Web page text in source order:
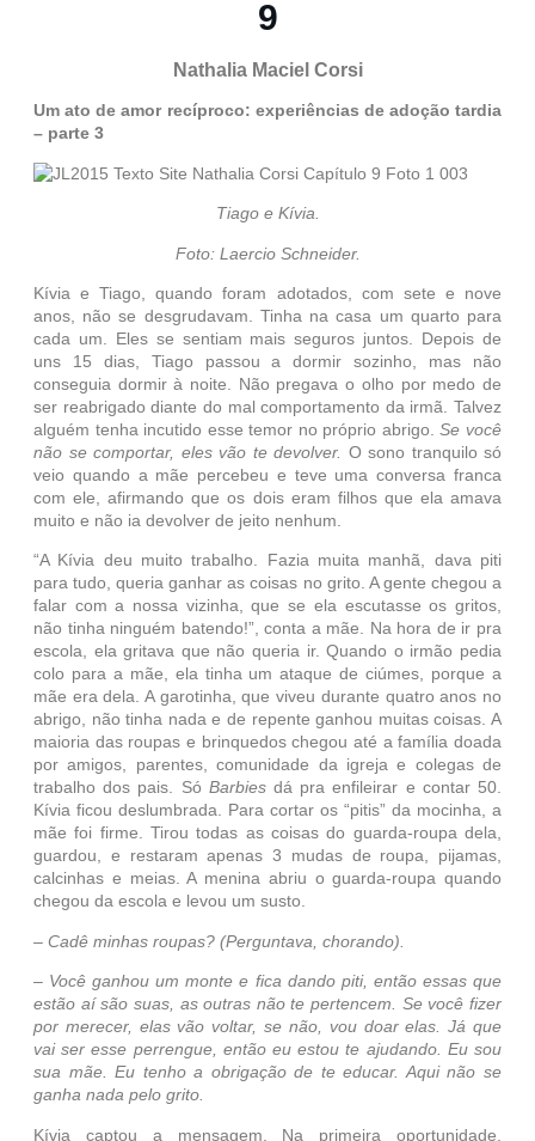
9
Nathalia Maciel Corsi
Um ato de amor recíproco: experiências de adoção tardia
– parte 3
Tiago e Kívia.
Foto: Laercio Schneider.
Kívia e Tiago, quando foram adotados, com sete e nove
anos, não se desgrudavam. Tinha na casa um quarto para
cada um. Eles se sentiam mais seguros juntos. Depois de
uns 15 dias, Tiago passou a dormir sozinho, mas não
conseguia dormir à noite. Não pregava o olho por medo de
ser reabrigado diante do mal comportamento da irmã. Talvez
alguém tenha incutido esse temor no próprio abrigo.Se você
não se comportar, eles vão te devolver. O sono tranquilo só
veio quando a mãe percebeu e teve uma conversa franca
com ele, afirmando que os dois eram filhos que ela amava
muito e não ia devolver de jeito nenhum.
“A Kívia deu muito trabalho. Fazia muita manhã, dava piti
para tudo, queria ganhar as coisas no grito. A gente chegou a
falar com a nossa vizinha, que se ela escutasse os gritos,
não tinha ninguém batendo!”, conta a mãe. Na hora de ir pra
escola, ela gritava que não queria ir. Quando o irmão pedia
colo para a mãe, ela tinha um ataque de ciúmes, porque a
mãe era dela. A garotinha, que viveu durante quatro anos no
abrigo, não tinha nada e de repente ganhou muitas coisas. A
maioria das roupas e brinquedos chegou até a família doada
por amigos, parentes, comunidade da igreja e colegas de
trabalho dos pais. Só Barbiesdá pra enfileirar e contar 50.
Kívia ficou deslumbrada. Para cortar os “pitis” da mocinha, a
mãe foi firme. Tirou todas as coisas do guarda-roupa dela,
guardou, e restaram apenas 3 mudas de roupa, pijamas,
calcinhas e meias. A menina abriu o guarda-roupa quando
chegou da escola e levou um susto.
– Cadê minhas roupas? (Perguntava, chorando).
– Você ganhou um monte e fica dando piti, então essas que
estão aí são suas, as outras não te pertencem. Se você fizer
por merecer, elas vão voltar, se não, vou doar elas. Já que
vai ser esse perrengue, então eu estou te ajudando. Eu sou
sua mãe. Eu tenho a obrigação de te educar. Aqui não se
ganha nada pelo grito.
Kívia captou a mensagem. Na primeira oportunidade,